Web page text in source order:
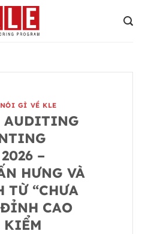
GÌ VỀ KLE
AUDITING
–
HƯNG VÀ
TỪ “CHƯA
CAO
KIỂM